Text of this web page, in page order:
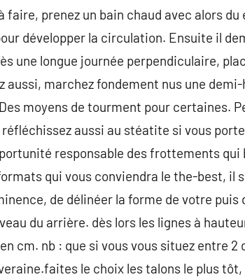
prenez un bain chaud avec alors du
développer la circulation. Ensuite il
une longue journée perpendiculaire,
aussi, marchez fondement nus une
moyens de tourment pour certaines.
aussi au stéatite si vous
responsable des frottements qui
qui vous conviendra le the-best, il
de délinéer la forme de votre puis
du arrière. dès lors les lignes à
cm. nb : que si vous vous situez entre
le choix les talons le plus tôt,